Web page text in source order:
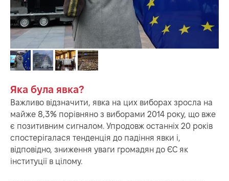
Яка була явка?
Важливо відзначити, явка на цих виборах зросла на
майже 8,3% порівняно з виборами 2014 року, що вже
є позитивним сигналом. Упродовж останніх 20 років
спостерігалася тенденція до падіння явки і,
відповідно, зниження уваги громадян до ЄС як
інституції в цілому.